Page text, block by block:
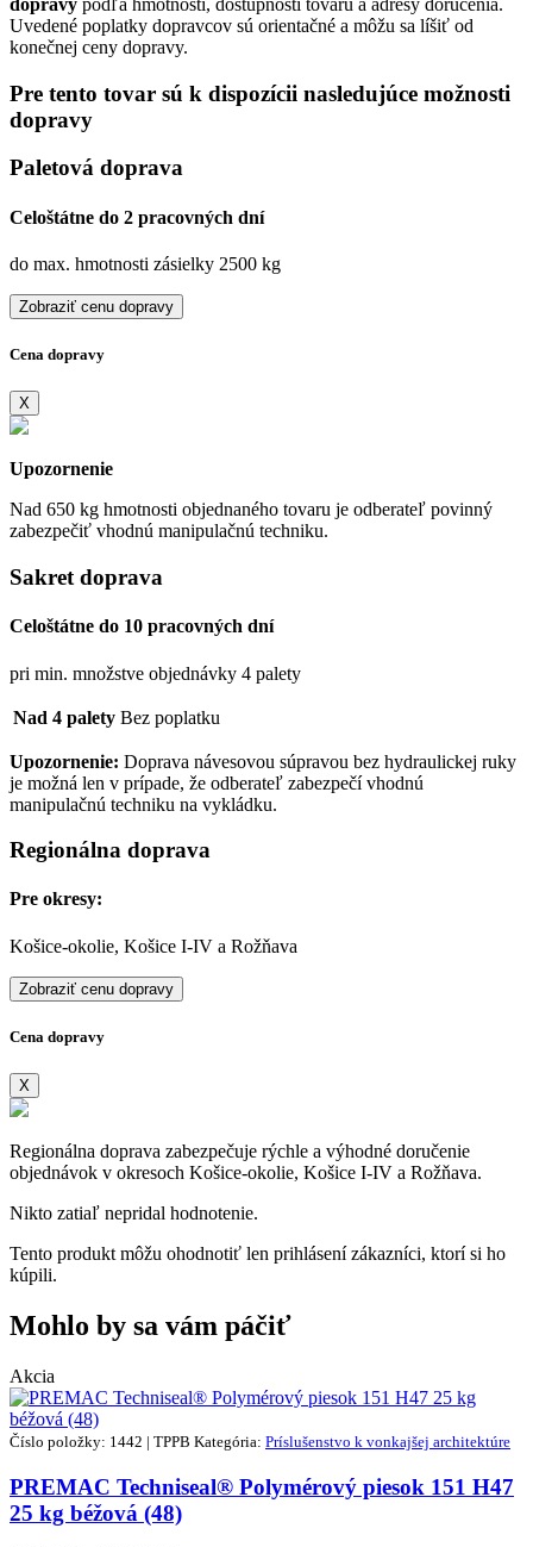
dopravy podľa hmotnosti, dostupnosti tovaru a adresy doručenia.
Uvedené poplatky dopravcov sú orientačné a môžu sa líšiť od
konečnej ceny dopravy.
Pre tento tovar sú k dispozícii nasledujúce možnosti
dopravy
Paletová doprava
Celoštátne do 2 pracovných dní
do max. hmotnosti zásielky 2500 kg
Zobraziť cenu dopravy
Cena dopravy
X
Upozornenie
Nad 650 kg hmotnosti objednaného tovaru je odberateľ povinný
zabezpečiť vhodnú manipulačnú techniku.
Sakret doprava
Celoštátne do 10 pracovných dní
pri min. množstve objednávky 4 palety
Nad 4 palety Bez poplatku
Upozornenie: Doprava návesovou súpravou bez hydraulickej ruky
je možná len v prípade, že odberateľ zabezpečí vhodnú
manipulačnú techniku na vykládku.
Regionálna doprava
Pre okresy:
Košice-okolie, Košice I-IV a Rožňava
Zobraziť cenu dopravy
Cena dopravy
X
Regionálna doprava zabezpečuje rýchle a výhodné doručenie
objednávok v okresoch Košice-okolie, Košice I-IV a Rožňava.
Nikto zatiaľ nepridal hodnotenie.
Tento produkt môžu ohodnotiť len prihlásení zákazníci, ktorí si ho
kúpili.
Mohlo by sa vám páčiť
Akcia
Číslo položky: 1442 | TPPB Kategória: Príslušenstvo k vonkajšej architektúre
PREMAC Techniseal® Polymérový piesok 151 H47
25 kg béžová (48)